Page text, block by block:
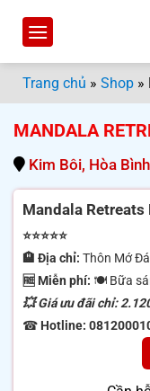
dungTrang chủ » Shop »
MANDALA
Kim Bôi, Hòa Bình
Mandala
⭐⭐⭐⭐⭐
🏨 Địa chỉ: Thôn Mớ
🆓 Miễn phí: 🍽 Bữa
💥 Giá ưu đãi chỉ:
☎ Hotline: